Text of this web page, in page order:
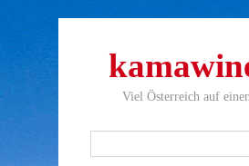
Viel Österreich auf